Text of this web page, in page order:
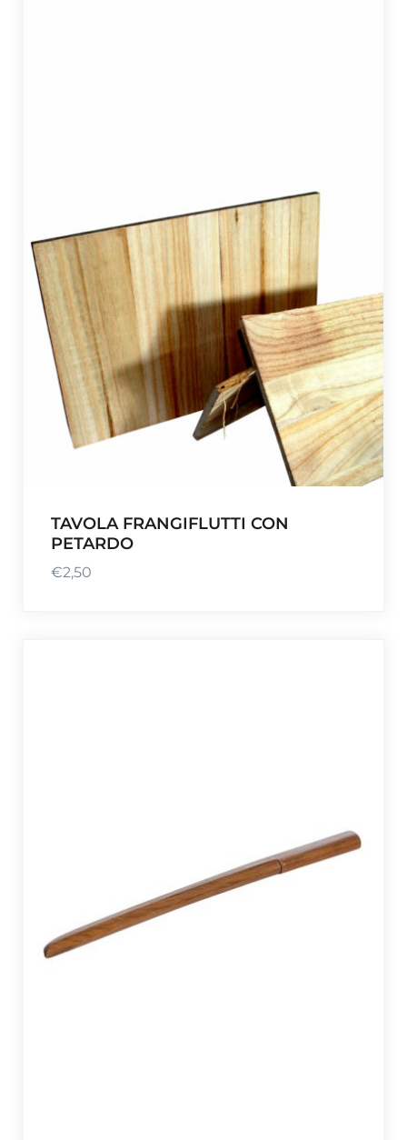
TAVOLA FRANGIFLUTTI CON
PETARDO
€2,50